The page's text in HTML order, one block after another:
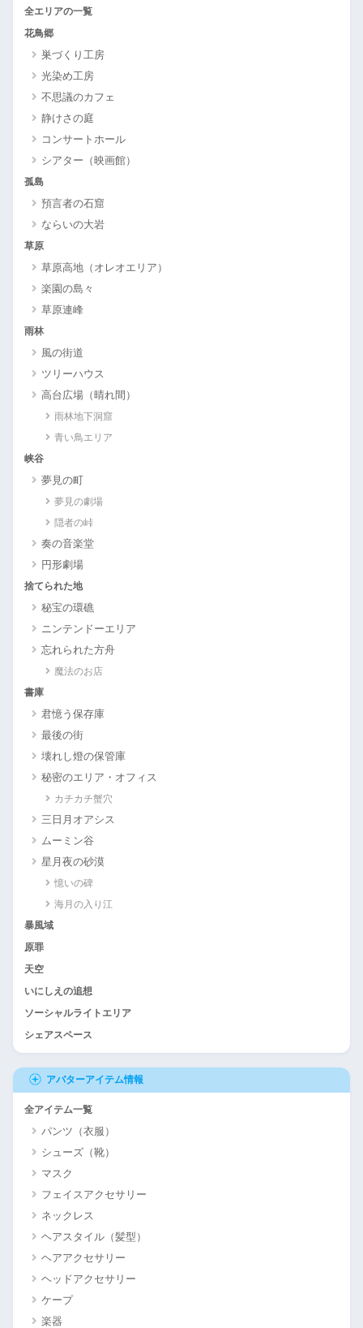
全エリアの一覧
花鳥郷
巣づくり工房
光染め工房
不思議のカフェ
静けさの庭
コンサートホール
シアター（映画館）
孤島
預言者の石窟
ならいの大岩
草原
草原高地（オレオエリア）
楽園の島々
草原連峰
雨林
風の街道
ツリーハウス
高台広場（晴れ間）
雨林地下洞窟
青い鳥エリア
峡谷
夢見の町
夢見の劇場
隠者の峠
奏の音楽堂
円形劇場
捨てられた地
秘宝の環礁
ニンテンドーエリア
忘れられた方舟
魔法のお店
書庫
君憶う保存庫
最後の街
壊れし燈の保管庫
秘密のエリア・オフィス
カチカチ蟹穴
三日月オアシス
ムーミン谷
星月夜の砂漠
憶いの碑
海月の入り江
暴風域
原罪
天空
いにしえの追想
ソーシャルライトエリア
シェアスペース
アバターアイテム情報
全アイテム一覧
パンツ（衣服）
シューズ（靴）
マスク
フェイスアクセサリー
ネックレス
ヘアスタイル（髪型）
ヘアアクセサリー
ヘッドアクセサリー
ケープ
楽器